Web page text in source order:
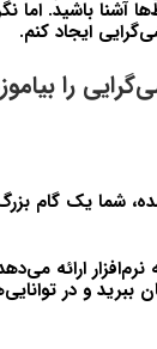
آشنا باشید. اما
ایجاد کنم.
را
شما یک گام
ارائه
ببرید و در